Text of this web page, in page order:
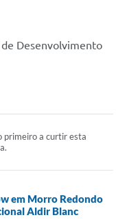
Desenvolvimento
primeiro a curtir esta
em Morro Redondo
Aldir Blanc